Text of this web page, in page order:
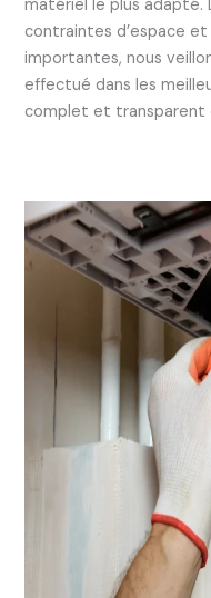
matériel le plus adapté.
contraintes d’espace
importantes, nous
effectué dans les
complet et transparent